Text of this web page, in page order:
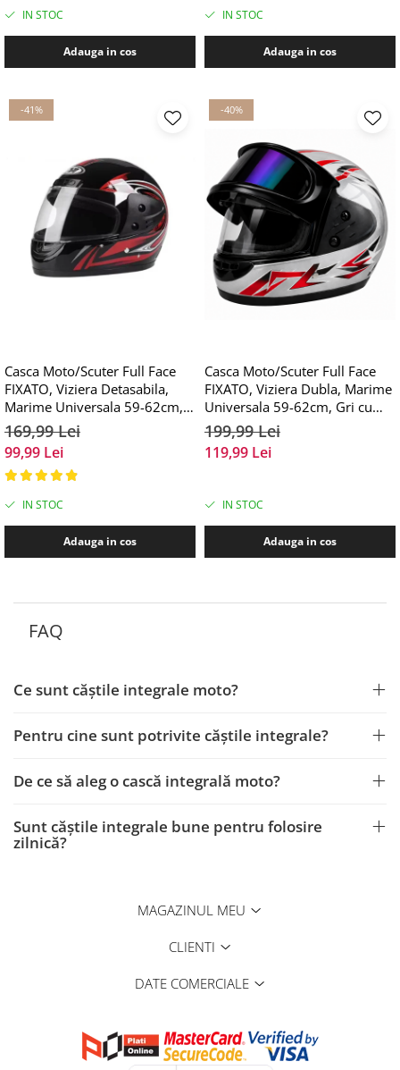
IN STOC
Adauga in cos
IN STOC
Adauga in cos
-41%
Casca Moto/Scuter Full Face
FIXATO, Viziera Detasabila,
Marime Universala 59-62cm,
Negru
169,99 Lei
99,99 Lei
IN STOC
Adauga in cos
-40%
Casca Moto/Scuter Full Face
FIXATO, Viziera Dubla, Marime
Universala 59-62cm, Gri cu
Rosu
199,99 Lei
119,99 Lei
IN STOC
Adauga in cos
FAQ
Ce sunt căștile integrale moto?
Pentru cine sunt potrivite căștile integrale?
De ce să aleg o cască integrală moto?
Sunt căștile integrale bune pentru folosire
zilnică?
MAGAZINUL MEU
CLIENTI
DATE COMERCIALE